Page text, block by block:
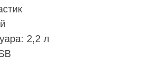
2,2 л